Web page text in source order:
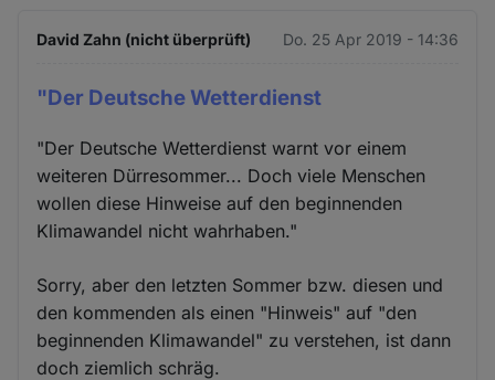
David Zahn (nicht überprüft) Do. 25 Apr 2019 - 14:36
"Der Deutsche Wetterdienst
"Der Deutsche Wetterdienst warnt vor einem
weiteren Dürresommer... Doch viele Menschen
wollen diese Hinweise auf den beginnenden
Klimawandel nicht wahrhaben."
Sorry, aber den letzten Sommer bzw. diesen und
den kommenden als einen "Hinweis" auf "den
beginnenden Klimawandel" zu verstehen, ist dann
doch ziemlich schräg.